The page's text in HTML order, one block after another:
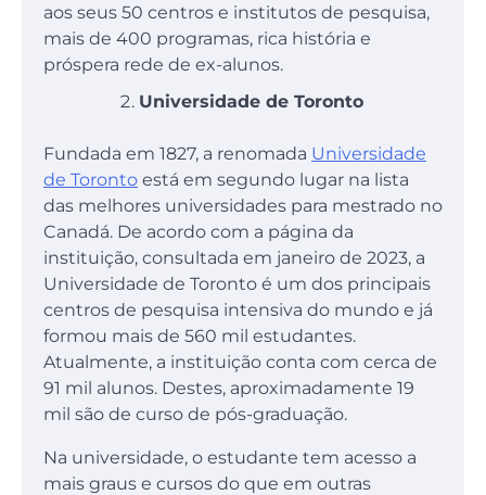
aos seus 50 centros e institutos de pesquisa,
mais de 400 programas, rica história e
próspera rede de ex-alunos.
Universidade de Toronto
Fundada em 1827, a renomada Universidade
de Toronto está em segundo lugar na lista
das melhores universidades para mestrado no
Canadá. De acordo com a página da
instituição, consultada em janeiro de 2023, a
Universidade de Toronto é um dos principais
centros de pesquisa intensiva do mundo e já
formou mais de 560 mil estudantes.
Atualmente, a instituição conta com cerca de
91 mil alunos. Destes, aproximadamente 19
mil são de curso de pós-graduação.
Na universidade, o estudante tem acesso a
mais graus e cursos do que em outras